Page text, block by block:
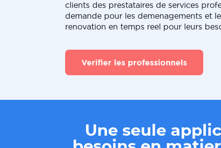
clients des prestataires de services
demande pour les demenagements et
renovation en temps reel pour leurs
Verifier les professionnels
Une seule